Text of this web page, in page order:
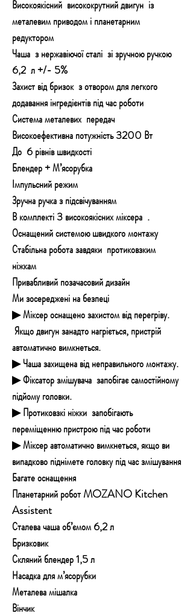
Високоякісний висококрутний двигун із
металевим приводом і планетарним
редуктором
Чаша з нержавіючої сталі зі зручною ручкою
6,2 л +/- 5%
Захист від бризок з отвором для легкого
додавання інгредієнтів під час роботи
Система металевих передач
Високоефективна потужність 3200 Вт
До 6 рівнів швидкості
Блендер + М’ясорубка
Імпульсний режим
Зручна ручка з підсвічуванням
В комплекті 3 високоякісних міксера .
Оснащений системою швидкого монтажу
Стабільна робота завдяки протиковзким
ніжкам
Привабливий позачасовий дизайн
Ми зосереджені на безпеці
▶ Міксер оснащено захистом від перегріву.
Якщо двигун занадто нагріється, пристрій
автоматично вимкнеться.
▶ Чаша захищена від неправильного монтажу.
▶ Фіксатор змішувача запобігає самостійному
підйому головки.
▶ Протиковзкі ніжки запобігають
переміщенню пристрою під час роботи
▶ Міксер автоматично вимкнеться, якщо ви
випадково піднімете головку під час змішування
Багате оснащення
Планетарний робот MOZANO Kitchen
Assistent
Сталева чаша об’ємом 6,2 л
Бризковик
Скляний блендер 1,5 л
Насадка для м’ясорубки
Металева мішалка
Вінчик